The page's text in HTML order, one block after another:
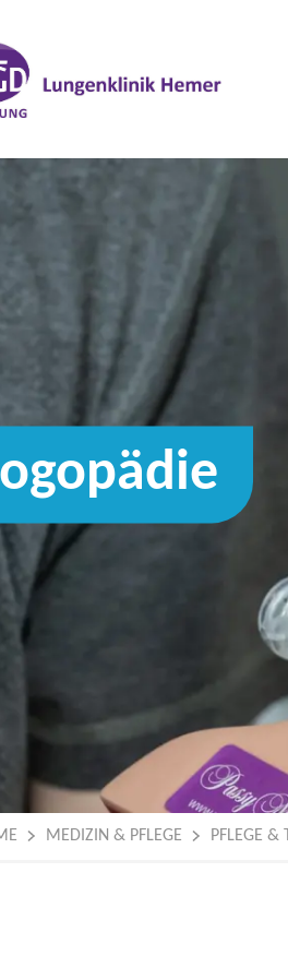
MEDIZIN & PFLEGE PFLEGE &